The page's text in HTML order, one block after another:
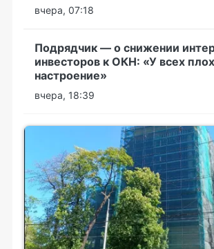
вчера, 07:18
Подрядчик — о снижении
инвесторов к ОКН: «У всех
настроение»
вчера, 18:39